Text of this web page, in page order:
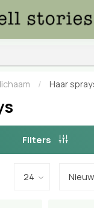
/ Haar
Filters